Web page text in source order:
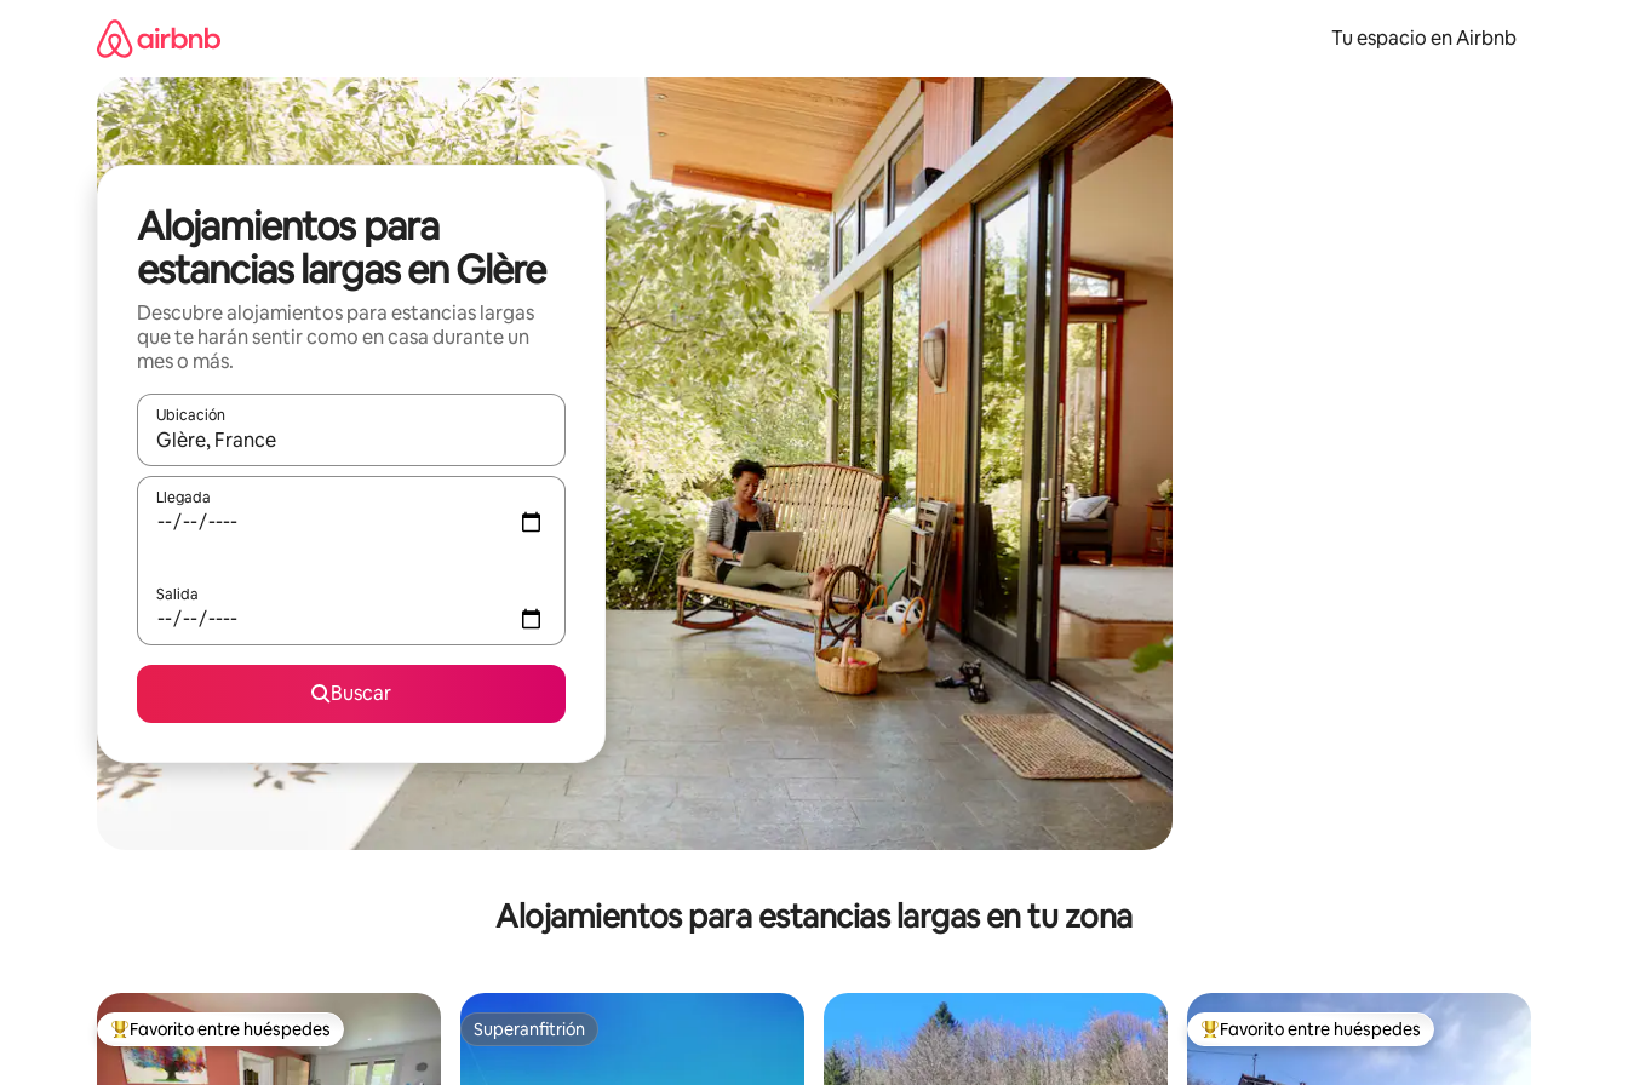
Tu espacio en Airbnb
Alojamientos para
estancias largas en Glère
Descubre alojamientos para estancias largas
que te harán sentir como en casa durante un
mes o más.
Ubicación
Cuando los resultados estén disponibles, podrás navegar usando las teclas de las flechas hacia arriba y hacia abajo, o bien tocando y deslizando la pantalla.
Llegada
Salida
Buscar
Alojamientos para estancias largas en tu zona
De los mejores en Favorito entre huéspedes
Favorito entre huéspedes Superanfitrión
Superanfitrión De los mejores en Favorito entre huéspedes
Favorito entre huéspedes